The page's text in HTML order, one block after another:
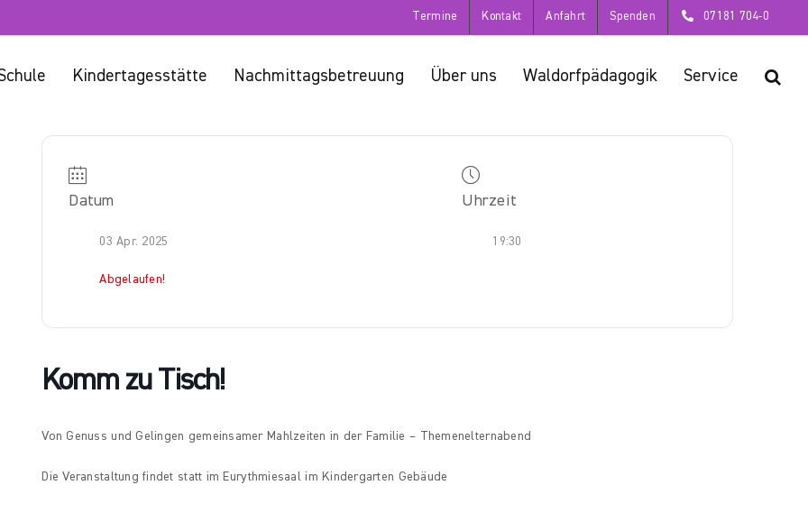
Termine Kontakt Anfahrt Spenden 07181 704-0
Kindertagesstätte Nachmittagsbetreuung Über uns Waldorfpädagogik Service
Datum
03 Apr. 2025
Abgelaufen!
Uhrzeit
19:30
Komm zu Tisch!
Von Genuss und Gelingen gemeinsamer Mahlzeiten in der Familie – Themenelternabend
Die Veranstaltung findet statt im Eurythmiesaal im Kindergarten Gebäude